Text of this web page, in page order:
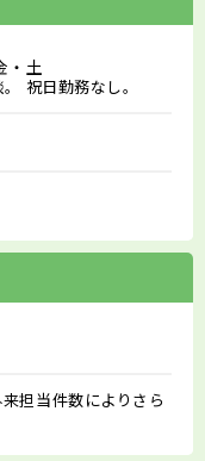
・土
祝日勤務なし。
担当件数によりさら